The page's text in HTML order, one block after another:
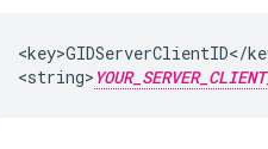
<key>GIDServerClientID</
<string>